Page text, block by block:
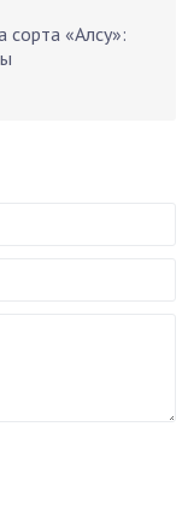
сорта «Алсу»: